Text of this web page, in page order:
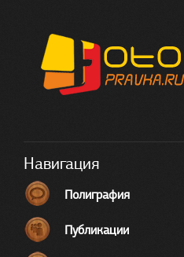
Навигация
Полиграфия
Публикации